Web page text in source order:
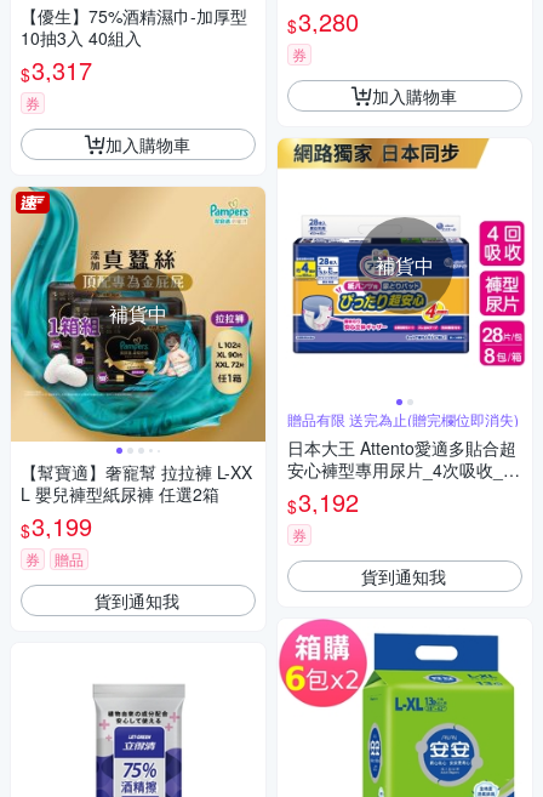
【優生】75%酒精濕巾-加厚型
10抽3入 40組入
$3,317
券
加入購物車
補貨中
【幫寶適】奢寵幫 拉拉褲 L-XX
L 嬰兒褲型紙尿褲 任選2箱
$3,199
券 贈品
貨到通知我
_共60片
$3,280
券
加入購物車
補貨中
贈品有限 送完為止(贈完欄位即消失)
日本大王 Attento愛適多貼合超
安心褲型專用尿片_4次吸收_28
片/包(8包/箱 箱購)
$3,192
券
貨到通知我